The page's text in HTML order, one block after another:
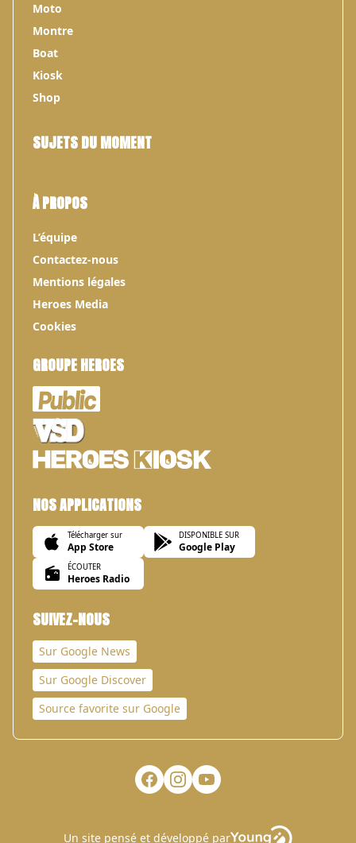
Moto
Montre
Boat
Kiosk
Shop
SUJETS DU MOMENT
À PROPOS
L’équipe
Contactez-nous
Mentions légales
Heroes Media
Cookies
GROUPE HEROES
NOS APPLICATIONS
Télécharger sur
App Store
DISPONIBLE SUR
Google Play
ÉCOUTER
Heroes Radio
SUIVEZ-NOUS
Sur Google News
Sur Google Discover
Source favorite sur Google
Un site pensé et développé par